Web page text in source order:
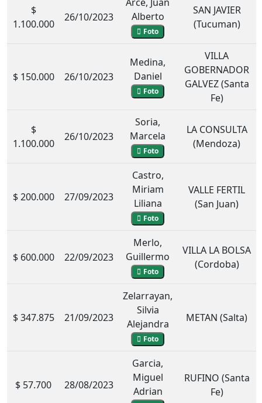
$
1.100.000
26/10/2023
Alberto
Foto
SAN JAVIER
(Tucuman)
$ 150.000 26/10/2023
Medina,
Daniel
Foto
VILLA
GOBERNADOR
GALVEZ (Santa
Fe)
$
1.100.000
26/10/2023
Soria,
Marcela
Foto
LA CONSULTA
(Mendoza)
$ 200.000 27/09/2023
Castro,
Miriam
Liliana
Foto
VALLE FERTIL
(San Juan)
$ 600.000 22/09/2023
Merlo,
Guillermo
Foto
VILLA LA BOLSA
(Cordoba)
$ 347.875 21/09/2023
Zelarrayan,
Silvia
Alejandra
Foto
METAN (Salta)
$ 57.700 28/08/2023
Garcia,
Miguel
Adrian
RUFINO (Santa
Fe)